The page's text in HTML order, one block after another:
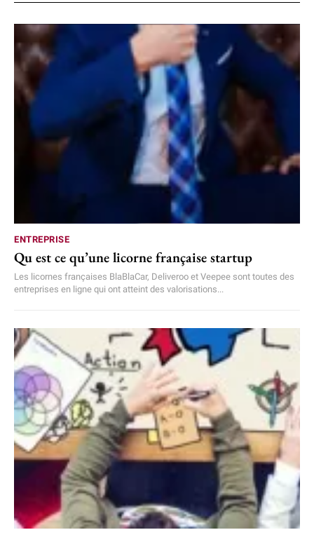
ENTREPRISE
Qu est ce qu’une licorne française startup
Les licornes françaises BlaBlaCar, Deliveroo et Veepee sont toutes des
entreprises en ligne qui ont atteint des valorisations...